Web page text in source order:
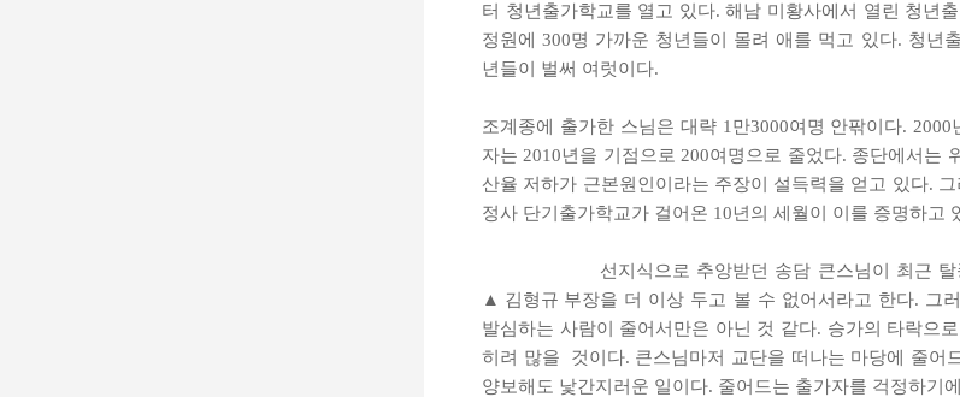
터 청년출가학교를 열고 있다. 해남 미황사에서 열린 청년
정원에 300명 가까운 청년들이 몰려 애를 먹고 있다. 청년
년들이 벌써 여럿이다.
조계종에 출가한 스님은 대략 1만3000여명 안팎이다.
자는 2010년을 기점으로 200여명으로 줄었다. 종단에서는
산율 저하가 근본원인이라는 주장이 설득력을 얻고 있다.
정사 단기출가학교가 걸어온 10년의 세월이 이를 증명하고
▲ 김형규 부장
선지식으로 추앙받던 송담 큰스님이 최근
을 더 이상 두고 볼 수 없어서라고 한다. 그
발심하는 사람이 줄어서만은 아닌 것 같다. 승가의 타락으
히려 많을 것이다. 큰스님마저 교단을 떠나는 마당에 줄어
양보해도 낯간지러운 일이다. 줄어드는 출가자를 걱정하기